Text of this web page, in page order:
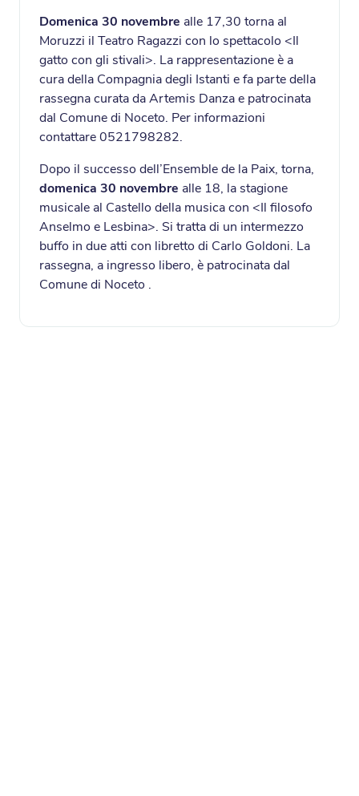
Domenica 30 novembre alle 17,30 torna al
Moruzzi il Teatro Ragazzi con lo spettacolo <Il
gatto con gli stivali>. La rappresentazione è a
cura della Compagnia degli Istanti e fa parte della
rassegna curata da Artemis Danza e patrocinata
dal Comune di Noceto. Per informazioni
contattare 0521798282.
Dopo il successo dell’Ensemble de la Paix, torna,
domenica 30 novembre alle 18, la stagione
musicale al Castello della musica con <Il filosofo
Anselmo e Lesbina>. Si tratta di un intermezzo
buffo in due atti con libretto di Carlo Goldoni. La
rassegna, a ingresso libero, è patrocinata dal
Comune di Noceto .